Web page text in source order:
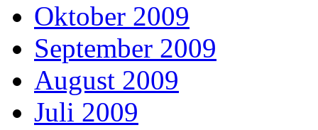
Oktober 2009
September 2009
August 2009
Juli 2009